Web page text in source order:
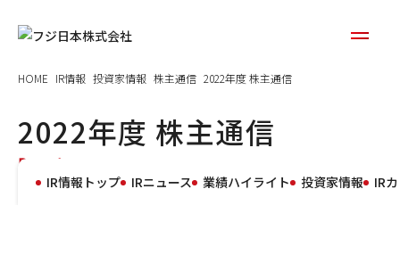
HOME IR情報 投資家情報 株主通信 2022年度 株主通信
2022年度 株主通信
Report
IR情報トップ IRニュース 業績ハイライト 投資家情報 IR